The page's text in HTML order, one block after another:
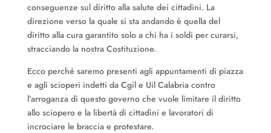
conseguenze sul diritto alla salute dei cittadini. La
direzione verso la quale si sta andando è quella del
diritto alla cura garantito solo a chi ha i soldi per curarsi,
stracciando la nostra Costituzione.
Ecco perché saremo presenti agli appuntamenti di piazza
e agli scioperi indetti da Cgil e Uil Calabria contro
l’arroganza di questo governo che vuole limitare il diritto
allo sciopero e la libertà di cittadini e lavoratori di
incrociare le braccia e protestare.